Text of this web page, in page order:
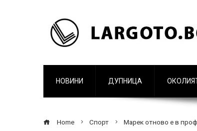
НОВИНИ ДУПНИЦА
Home Спорт Марек отново е в